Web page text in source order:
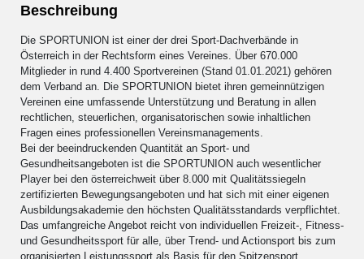
Beschreibung
Die SPORTUNION ist einer der drei Sport-Dachverbände in
Österreich in der Rechtsform eines Vereines. Über 670.000
Mitglieder in rund 4.400 Sportvereinen (Stand 01.01.2021) gehören
dem Verband an. Die SPORTUNION bietet ihren gemeinnützigen
Vereinen eine umfassende Unterstützung und Beratung in allen
rechtlichen, steuerlichen, organisatorischen sowie inhaltlichen
Fragen eines professionellen Vereinsmanagements.
Bei der beeindruckenden Quantität an Sport- und
Gesundheitsangeboten ist die SPORTUNION auch wesentlicher
Player bei den österreichweit über 8.000 mit Qualitätssiegeln
zertifizierten Bewegungsangeboten und hat sich mit einer eigenen
Ausbildungsakademie den höchsten Qualitätsstandards verpflichtet.
Das umfangreiche Angebot reicht von individuellen Freizeit-, Fitness-
und Gesundheitssport für alle, über Trend- und Actionsport bis zum
organisierten Leistungssport als Basis für den Spitzensport.